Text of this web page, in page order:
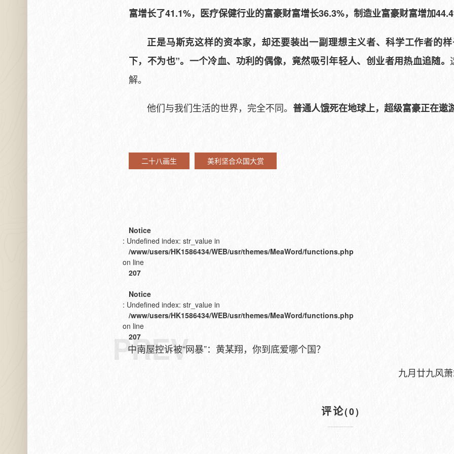
富增长了41.1%，医疗保健行业的富豪财富增长36.3%，制造业富豪财富增加
正是马斯克这样的资本家，却还要装出一副理想主义者、科学工作者的
下，不为也”。一个冷血、功利的偶像，竟然吸引年轻人、创业者用热血追随。
解。
他们与我们生活的世界，完全不同。 普通人饿死在地球上，超级富豪正在遨
二十八画生 美利坚合众国大赏
Notice
: Undefined index: str_value in
/www/users/HK1586434/WEB/usr/themes/MeaWord/functions.php
on line
207
Notice
: Undefined index: str_value in
/www/users/HK1586434/WEB/usr/themes/MeaWord/functions.php
on line
207
PREV
中南屋控诉被“网暴”：黄某翔，你到底爱哪个国？
九月廿九风
评论(0)